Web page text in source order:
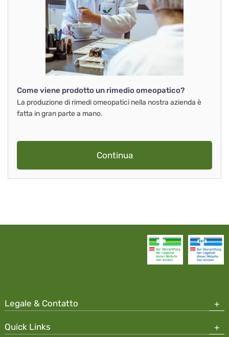
Come viene prodotto un rimedio omeopatico?
La produzione di rimedi omeopatici nella nostra azienda è
fatta in gran parte a mano.
Continua
Legale & Contatto
Quick Links